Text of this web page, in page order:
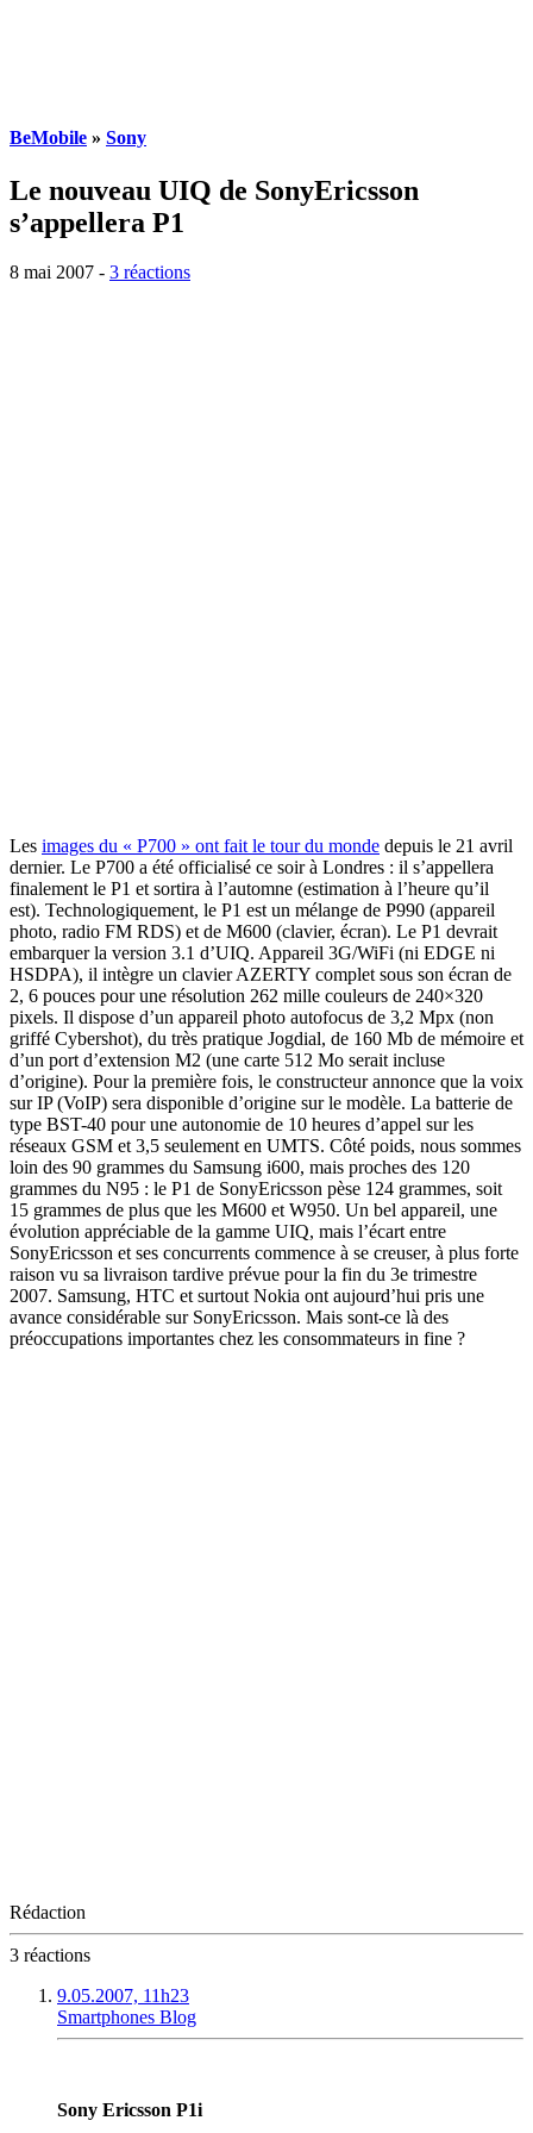
BeMobile » Sony
Le nouveau UIQ de SonyEricsson
s’appellera P1
8 mai 2007 - 3 réactions
Les images du « P700 » ont fait le tour du monde depuis le 21 avril
dernier. Le P700 a été officialisé ce soir à Londres : il s’appellera
finalement le P1 et sortira à l’automne (estimation à l’heure qu’il
est). Technologiquement, le P1 est un mélange de P990 (appareil
photo, radio FM RDS) et de M600 (clavier, écran). Le P1 devrait
embarquer la version 3.1 d’UIQ. Appareil 3G/WiFi (ni EDGE ni
HSDPA), il intègre un clavier AZERTY complet sous son écran de
2, 6 pouces pour une résolution 262 mille couleurs de 240×320
pixels. Il dispose d’un appareil photo autofocus de 3,2 Mpx (non
griffé Cybershot), du très pratique Jogdial, de 160 Mb de mémoire et
d’un port d’extension M2 (une carte 512 Mo serait incluse
d’origine). Pour la première fois, le constructeur annonce que la voix
sur IP (VoIP) sera disponible d’origine sur le modèle. La batterie de
type BST-40 pour une autonomie de 10 heures d’appel sur les
réseaux GSM et 3,5 seulement en UMTS. Côté poids, nous sommes
loin des 90 grammes du Samsung i600, mais proches des 120
grammes du N95 : le P1 de SonyEricsson pèse 124 grammes, soit
15 grammes de plus que les M600 et W950. Un bel appareil, une
évolution appréciable de la gamme UIQ, mais l’écart entre
SonyEricsson et ses concurrents commence à se creuser, à plus forte
raison vu sa livraison tardive prévue pour la fin du 3e trimestre
2007. Samsung, HTC et surtout Nokia ont aujourd’hui pris une
avance considérable sur SonyEricsson. Mais sont-ce là des
préoccupations importantes chez les consommateurs in fine ?
Rédaction
3 réactions
9.05.2007, 11h23
Smartphones Blog
Sony Ericsson P1i